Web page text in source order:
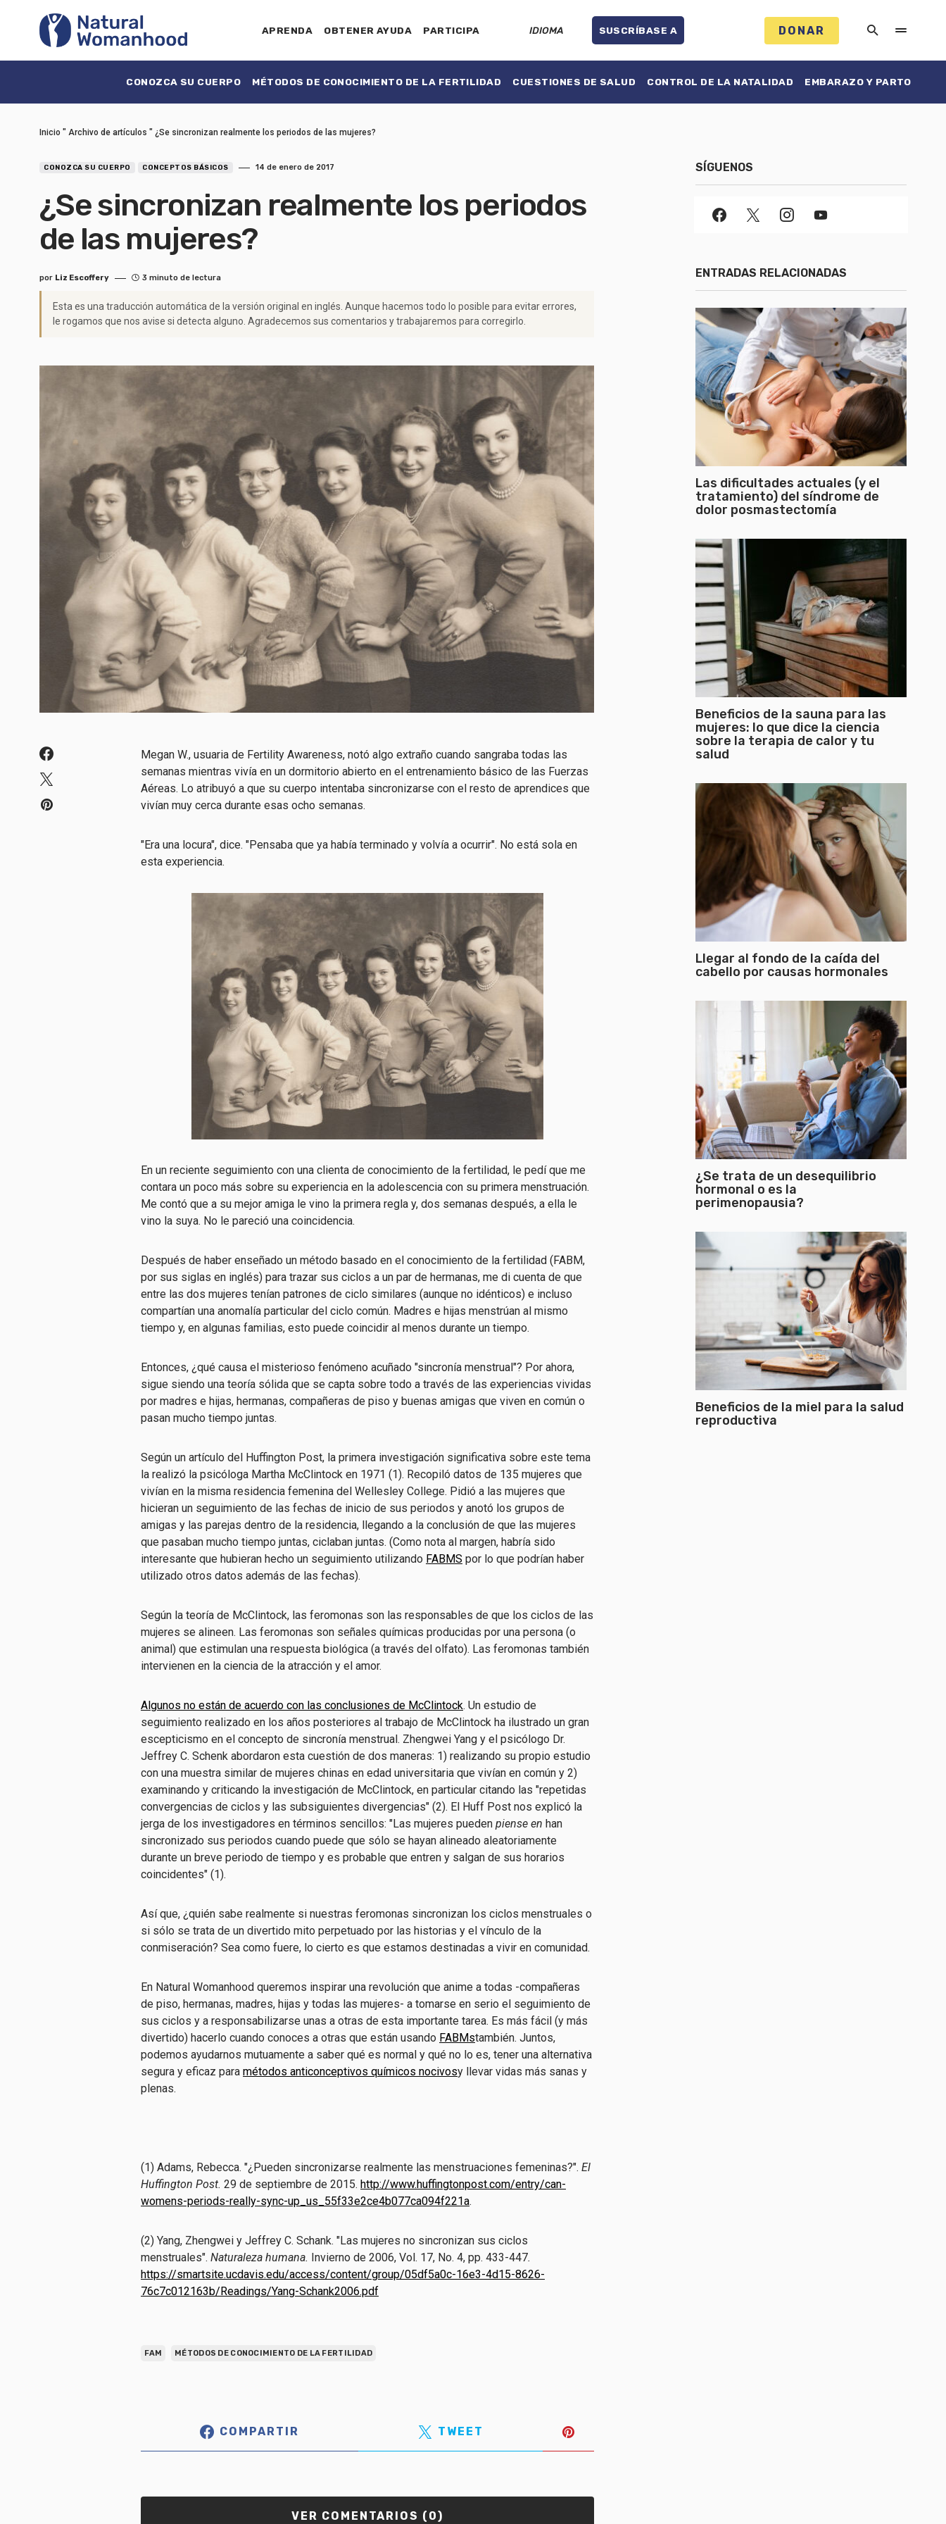
APRENDA OBTENER AYUDA PARTICIPA IDIOMA SUSCRÍBASE A DONAR
CONOZCA SU CUERPO MÉTODOS DE CONOCIMIENTO DE LA FERTILIDAD CUESTIONES DE SALUD CONTROL DE LA NATALIDAD EMBARAZO Y PARTO
Inicio " Archivo de artículos " ¿Se sincronizan realmente los periodos de las mujeres?
CONOZCA SU CUERPO CONCEPTOS BÁSICOS 14 de enero de 2017
¿Se sincronizan realmente los periodos
de las mujeres?
por Liz Escoffery 3 minuto de lectura
Esta es una traducción automática de la versión original en inglés. Aunque hacemos todo lo posible para evitar errores,
le rogamos que nos avise si detecta alguno. Agradecemos sus comentarios y trabajaremos para corregirlo.
Megan W., usuaria de Fertility Awareness, notó algo extraño cuando sangraba todas las
semanas mientras vivía en un dormitorio abierto en el entrenamiento básico de las Fuerzas
Aéreas. Lo atribuyó a que su cuerpo intentaba sincronizarse con el resto de aprendices que
vivían muy cerca durante esas ocho semanas.
"Era una locura", dice. "Pensaba que ya había terminado y volvía a ocurrir". No está sola en
esta experiencia.
En un reciente seguimiento con una clienta de conocimiento de la fertilidad, le pedí que me
contara un poco más sobre su experiencia en la adolescencia con su primera menstruación.
Me contó que a su mejor amiga le vino la primera regla y, dos semanas después, a ella le
vino la suya. No le pareció una coincidencia.
Después de haber enseñado un método basado en el conocimiento de la fertilidad (FABM,
por sus siglas en inglés) para trazar sus ciclos a un par de hermanas, me di cuenta de que
entre las dos mujeres tenían patrones de ciclo similares (aunque no idénticos) e incluso
compartían una anomalía particular del ciclo común. Madres e hijas menstrúan al mismo
tiempo y, en algunas familias, esto puede coincidir al menos durante un tiempo.
Entonces, ¿qué causa el misterioso fenómeno acuñado "sincronía menstrual"? Por ahora,
sigue siendo una teoría sólida que se capta sobre todo a través de las experiencias vividas
por madres e hijas, hermanas, compañeras de piso y buenas amigas que viven en común o
pasan mucho tiempo juntas.
Según un artículo del Huffington Post, la primera investigación significativa sobre este tema
la realizó la psicóloga Martha McClintock en 1971 (1). Recopiló datos de 135 mujeres que
vivían en la misma residencia femenina del Wellesley College. Pidió a las mujeres que
hicieran un seguimiento de las fechas de inicio de sus periodos y anotó los grupos de
amigas y las parejas dentro de la residencia, llegando a la conclusión de que las mujeres
que pasaban mucho tiempo juntas, ciclaban juntas. (Como nota al margen, habría sido
interesante que hubieran hecho un seguimiento utilizando FABMS por lo que podrían haber
utilizado otros datos además de las fechas).
Según la teoría de McClintock, las feromonas son las responsables de que los ciclos de las
mujeres se alineen. Las feromonas son señales químicas producidas por una persona (o
animal) que estimulan una respuesta biológica (a través del olfato). Las feromonas también
intervienen en la ciencia de la atracción y el amor.
Algunos no están de acuerdo con las conclusiones de McClintock. Un estudio de
seguimiento realizado en los años posteriores al trabajo de McClintock ha ilustrado un gran
escepticismo en el concepto de sincronía menstrual. Zhengwei Yang y el psicólogo Dr.
Jeffrey C. Schenk abordaron esta cuestión de dos maneras: 1) realizando su propio estudio
con una muestra similar de mujeres chinas en edad universitaria que vivían en común y 2)
examinando y criticando la investigación de McClintock, en particular citando las "repetidas
convergencias de ciclos y las subsiguientes divergencias" (2). El Huff Post nos explicó la
jerga de los investigadores en términos sencillos: "Las mujeres pueden piense en han
sincronizado sus periodos cuando puede que sólo se hayan alineado aleatoriamente
durante un breve periodo de tiempo y es probable que entren y salgan de sus horarios
coincidentes" (1).
Así que, ¿quién sabe realmente si nuestras feromonas sincronizan los ciclos menstruales o
si sólo se trata de un divertido mito perpetuado por las historias y el vínculo de la
conmiseración? Sea como fuere, lo cierto es que estamos destinadas a vivir en comunidad.
En Natural Womanhood queremos inspirar una revolución que anime a todas -compañeras
de piso, hermanas, madres, hijas y todas las mujeres- a tomarse en serio el seguimiento de
sus ciclos y a responsabilizarse unas a otras de esta importante tarea. Es más fácil (y más
divertido) hacerlo cuando conoces a otras que están usando FABMstambién. Juntos,
podemos ayudarnos mutuamente a saber qué es normal y qué no lo es, tener una alternativa
segura y eficaz para métodos anticonceptivos químicos nocivosy llevar vidas más sanas y
plenas.
(1) Adams, Rebecca. "¿Pueden sincronizarse realmente las menstruaciones femeninas?". El
Huffington Post. 29 de septiembre de 2015. http://www.huffingtonpost.com/entry/can-
womens-periods-really-sync-up_us_55f33e2ce4b077ca094f221a.
(2) Yang, Zhengwei y Jeffrey C. Schank. "Las mujeres no sincronizan sus ciclos
menstruales". Naturaleza humana. Invierno de 2006, Vol. 17, No. 4, pp. 433-447.
https://smartsite.ucdavis.edu/access/content/group/05df5a0c-16e3-4d15-8626-
76c7c012163b/Readings/Yang-Schank2006.pdf
FAM MÉTODOS DE CONOCIMIENTO DE LA FERTILIDAD
COMPARTIR TWEET
VER COMENTARIOS (0)
SÍGUENOS
ENTRADAS RELACIONADAS
Las dificultades actuales (y el
tratamiento) del síndrome de
dolor posmastectomía
Beneficios de la sauna para las
mujeres: lo que dice la ciencia
sobre la terapia de calor y tu
salud
Llegar al fondo de la caída del
cabello por causas hormonales
¿Se trata de un desequilibrio
hormonal o es la
perimenopausia?
Beneficios de la miel para la salud
reproductiva